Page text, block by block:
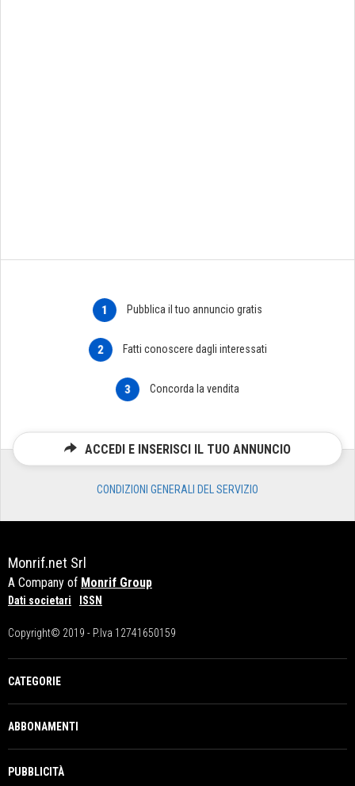
1 Pubblica il tuo annuncio gratis
2 Fatti conoscere dagli interessati
3 Concorda la vendita
ACCEDI E INSERISCI IL TUO ANNUNCIO
CONDIZIONI GENERALI DEL SERVIZIO
Monrif.net Srl
A Company of Monrif Group
Dati societari ISSN
Copyright© 2019 - P.Iva 12741650159
CATEGORIE
ABBONAMENTI
PUBBLICITÀ